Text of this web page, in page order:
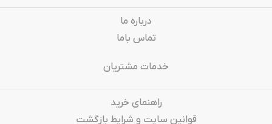
درباره‌ ما
تماس باما
خدمات مشتریان
راهنمای خرید
قوانین سایت و شرایط بازگشت